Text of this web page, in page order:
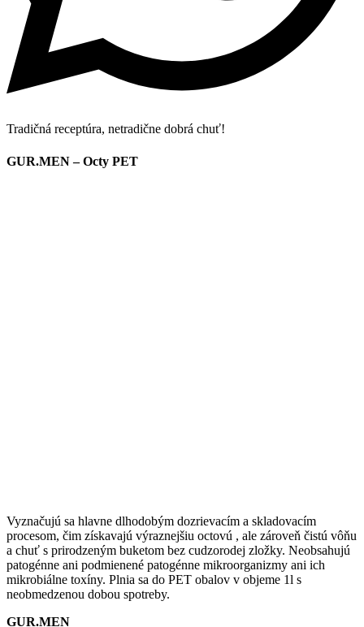
Tradičná receptúra, netradične dobrá chuť!
GUR.MEN – Octy PET
Vyznačujú sa hlavne dlhodobým dozrievacím a skladovacím
procesom, čim získavajú výraznejšiu octovú , ale zároveň čistú vôňu
a chuť s prirodzeným buketom bez cudzorodej zložky. Neobsahujú
patogénne ani podmienené patogénne mikroorganizmy ani ich
mikrobiálne toxíny. Plnia sa do PET obalov v objeme 1l s
neobmedzenou dobou spotreby.
GUR.MEN